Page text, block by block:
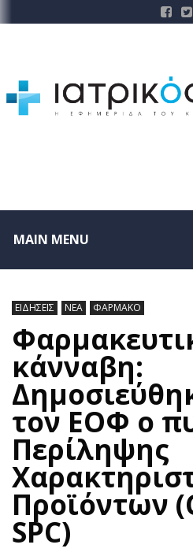
MAIN MENU
ΕΙΔΗΣΕΙΣ ΝΕΑ ΦΑΡΜΑΚΟ
κάνναβη:
τον ΕΟΦ ο
Περίληψης
Προϊόντων
SPC)